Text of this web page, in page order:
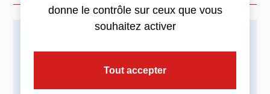
Imprimez cette actualité
donne le contrôle sur ceux que vous
souhaitez activer
Tout accepter